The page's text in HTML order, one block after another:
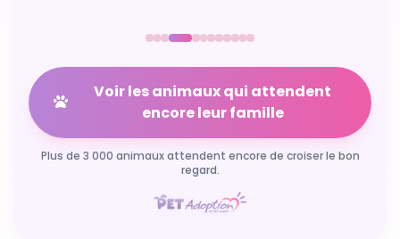
Voir les animaux qui attendent
encore leur famille
Plus de 3 000 animaux attendent encore de croiser le bon
regard.